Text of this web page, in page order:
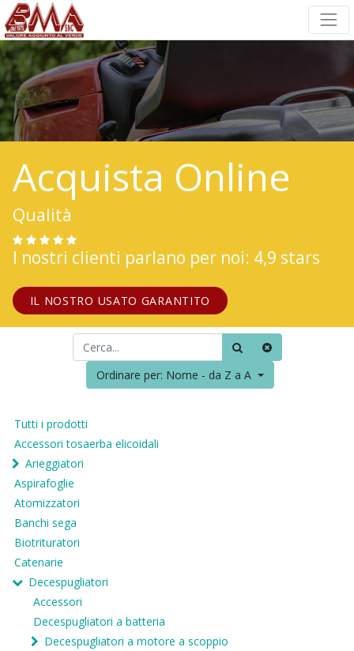
Acquista Online
Qualità
I nostri clienti parlano per noi: 4,9 stars
IL NOSTRO USATO GARANTITO
Ordinare per: Nome - da Z a A
Tutti i prodotti
Accessori tosaerba elicoidali
Arieggiatori
Aspirafoglie
Atomizzatori
Banchi sega
Biotrituratori
Catenarie
Decespugliatori
Accessori
Decespugliatori a batteria
Decespugliatori a motore a scoppio